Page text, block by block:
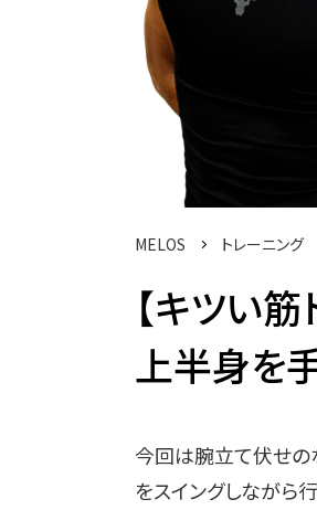
MELOS トレーニング
【キツい
上半身を
今回は腕立て伏せの
をスイングしながら